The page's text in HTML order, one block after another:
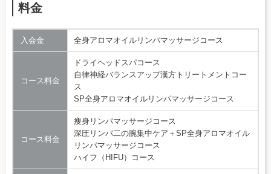
料金
入会金 全身アロマオイルリンパマッサージコース
コース料金
ドライヘッドスパコース
自律神経バランスアップ漢方トリートメントコー
ス
SP全身アロマオイルリンパマッサージコース
コース料金
痩身リンパマッサージコース
深圧リンパ二の腕集中ケア＋SP全身アロマオイル
リンパマッサージコース
ハイフ（HIFU）コース